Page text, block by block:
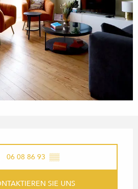
06 08 86 93 ▒▒
SIE UNS